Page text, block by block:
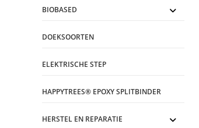
BIOBASED
DOEKSOORTEN
ELEKTRISCHE STEP
HAPPYTREES® EPOXY SPLITBINDER
HERSTEL EN REPARATIE